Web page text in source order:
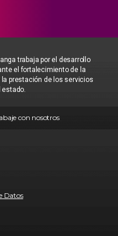
trabaja por el desarrollo
el fortalecimiento de la
prestación de los servicios
estado.
con nosotros
Datos